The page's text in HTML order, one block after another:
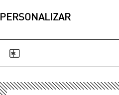
PERSONALIZAR
